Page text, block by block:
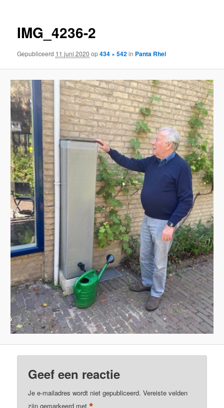
IMG_4236-2
Gepubliceerd 11 juni 2020 op434 × 542in Panta Rhei
Geef een reactie
Je e-mailadres wordt niet gepubliceerd. Vereiste velden
zijn gemarkeerd met